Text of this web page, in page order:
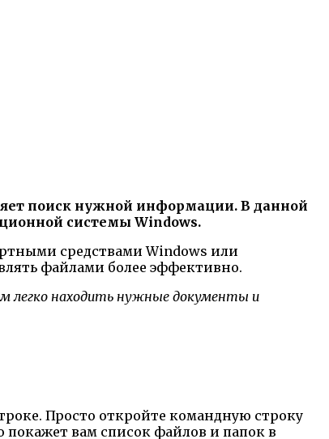
поиск нужной информации. В данной
системы Windows.
средствами Windows или
файлами более эффективно.
легко находить нужные документы и
Просто откройте командную строку
вам список файлов и папок в